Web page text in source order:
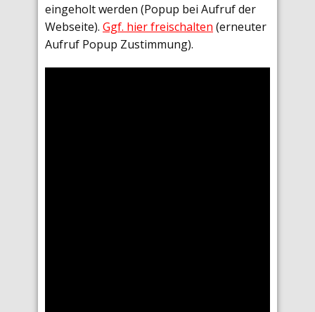
eingeholt werden (Popup bei Aufruf der
Webseite). Ggf. hier freischalten (erneuter
Aufruf Popup Zustimmung).